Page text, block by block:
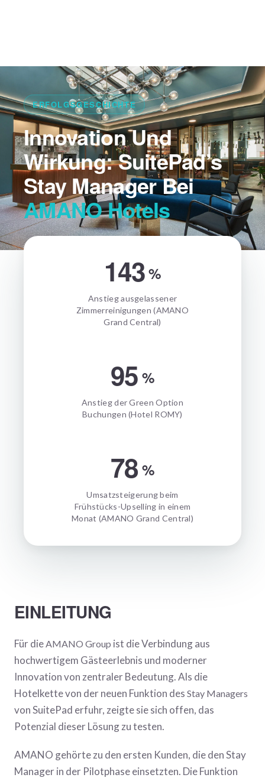
ERFOLGSGESCHICHTE
Innovation Und
Wirkung: SuitePad’s
Stay Manager Bei
AMANO Hotels
143%
Anstieg ausgelassener
Zimmerreinigungen (AMANO
Grand Central)
95 %
Anstieg der Green Option
Buchungen (Hotel ROMY)
78 %
Umsatzsteigerung beim
Frühstücks-Upselling in einem
Monat (AMANO Grand Central)
EINLEITUNG
Für dieAMANO Group ist die Verbindung aus
hochwertigem Gästeerlebnis und moderner
Innovation von zentraler Bedeutung. Als die
Hotelkette von der neuen Funktion des Stay Managers
von SuitePad erfuhr, zeigte sie sich offen, das
Potenzial dieser Lösung zu testen.
AMANO gehörte zu den ersten Kunden, die den Stay
Manager in der Pilotphase einsetzten. Die Funktion